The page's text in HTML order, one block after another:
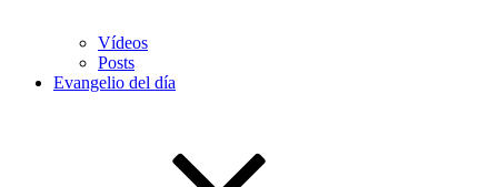
Vídeos
Posts
Evangelio del día